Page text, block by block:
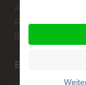
Alexander Alberg
88662 Überlingen
Beratung und